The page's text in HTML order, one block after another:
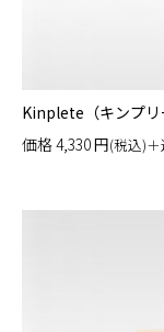
Kinplete（キンプリ
価格4,330円(税込)